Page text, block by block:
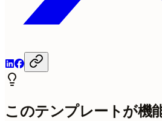
このテンプレートが機